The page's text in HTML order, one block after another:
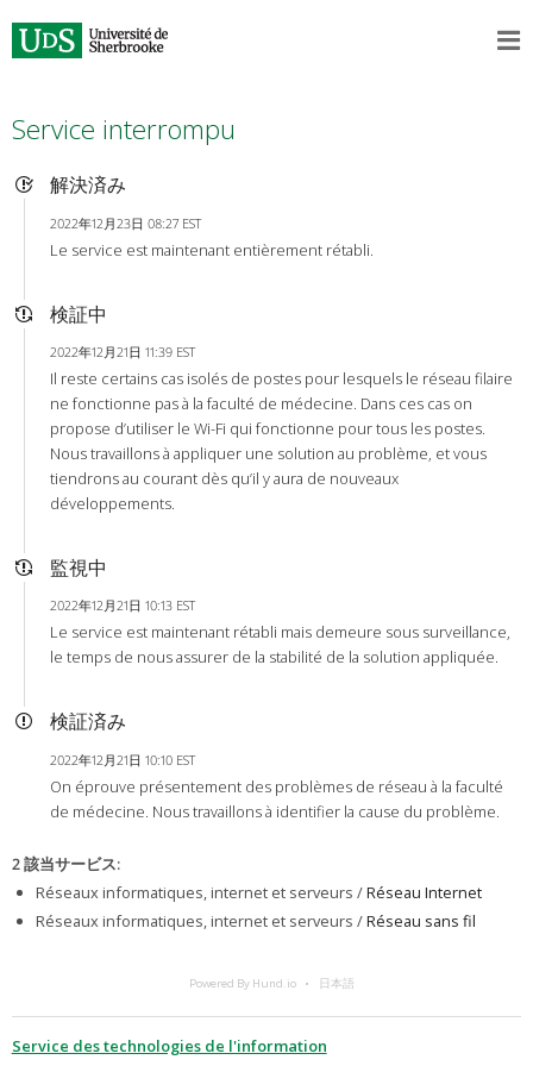
Service interrompu
解決済み
2022年12月23日 08:27 EST
Le service est maintenant entièrement rétabli.
検証中
2022年12月21日 11:39 EST
Il reste certains cas isolés de postes pour lesquels le réseau filaire
ne fonctionne pas à la faculté de médecine. Dans ces cas on
propose d’utiliser le Wi-Fi qui fonctionne pour tous les postes.
Nous travaillons à appliquer une solution au problème, et vous
tiendrons au courant dès qu’il y aura de nouveaux
développements.
監視中
2022年12月21日 10:13 EST
Le service est maintenant rétabli mais demeure sous surveillance,
le temps de nous assurer de la stabilité de la solution appliquée.
検証済み
2022年12月21日 10:10 EST
On éprouve présentement des problèmes de réseau à la faculté
de médecine. Nous travaillons à identifier la cause du problème.
2 該当サービス:
Réseaux informatiques, internet et serveurs /Réseau Internet
Réseaux informatiques, internet et serveurs /Réseau sans fil
Powered By Hund.io 日本語
Service des technologies de l'information